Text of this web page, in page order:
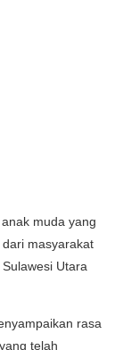
muda yang
masyarakat
Utara
rasa
telah